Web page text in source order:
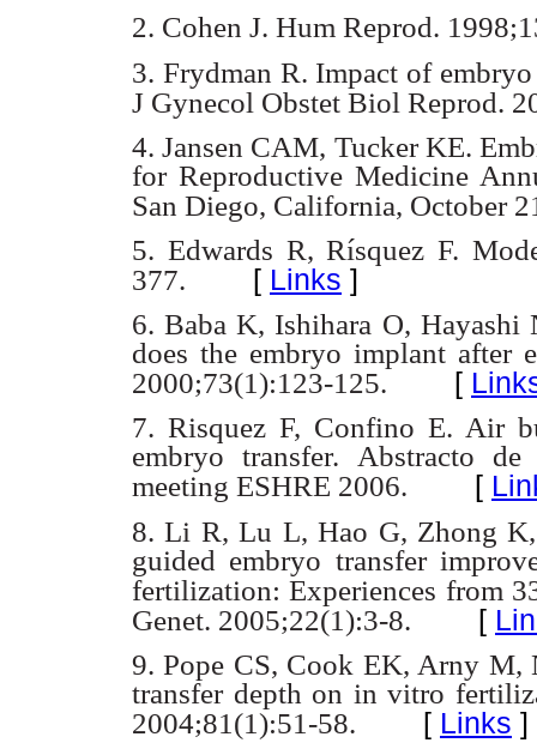
2. Cohen J. Hum Reprod.
3. Frydman R. Impact of
J Gynecol Obstet Biol Reprod.
4. Jansen CAM, Tucker KE.
for Reproductive Medicine
San Diego, California, October
5. Edwards R, Rísquez F.
377. [ Links ]
6. Baba K, Ishihara O,
does the embryo implant after
2000;73(1):123-125. [
7. Risquez F, Confino E. Air
embryo transfer. Abstracto
meeting ESHRE 2006. [
8. Li R, Lu L, Hao G, Zhong
guided embryo transfer
fertilization: Experiences from
Genet. 2005;22(1):3-8. [
9. Pope CS, Cook EK, Arny
transfer depth on in vitro
2004;81(1):51-58. [ Links ]